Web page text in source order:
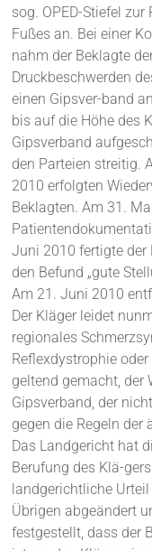
sog. OPED-Stiefel
Fußes an. Bei einer
nahm der Beklagte
Druckbeschwerden
einen Gipsver-band
bis auf die Höhe des
Gipsverband
den Parteien streitig.
2010 erfolgten
Beklagten. Am 31.
Juni 2010 fertigte der
den Befund „gute
Am 21. Juni 2010
Der Kläger leidet
regionales
Reflexdystrophie
geltend gemacht, der
Gipsverband, der
gegen die Regeln der
Das Landgericht hat
Berufung des Klä-
landgerichtliche
Übrigen abgeändert
festgestellt, dass der